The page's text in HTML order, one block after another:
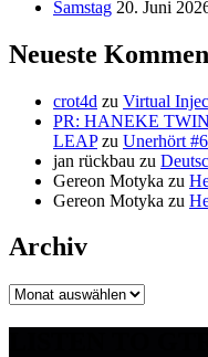
Samstag 20. Juni
Neueste
crot4d zu Virtual
PR: HANEKE
LEAPzu Unerhört
jan rückbau zu
Gereon Motyka zu
Gereon Motyka zu
Archiv
Archiv